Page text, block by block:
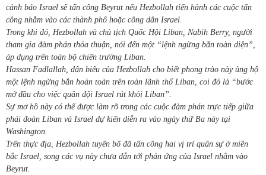
cảnh báo Israel sẽ tấn công Beyrut nếu Hezbollah tiến hành các cuộc tấn
công nhằm vào các thành phố hoặc công dân Israel.
Trong khi đó, Hezbollah và chủ tịch Quốc Hội Liban, Nabih Berry, người
tham gia đàm phán thỏa thuận, nói đến một “lệnh ngừng bắn toàn diện”,
áp dụng trên toàn bộ chiến trường Liban.
Hassan Fadlallah, dân biểu của Hezbollah cho biết phong trào này ủng hộ
một lệnh ngừng bắn hoàn toàn trên toàn lãnh thổ Liban, coi đó là “bước
mở đầu cho việc quân đội Israel rút khỏi Liban”.
Sự mơ hồ này có thể được làm rõ trong các cuộc đàm phán trực tiếp giữa
phái đoàn Liban và Israel dự kiến diễn ra vào ngày thứ Ba này tại
Washington.
Trên thực địa, Hezbollah tuyên bố đã tấn công hai vị trí quân sự ở miền
bắc Israel, song các vụ này chưa dẫn tới phản ứng của Israel nhằm vào
Beyrut.